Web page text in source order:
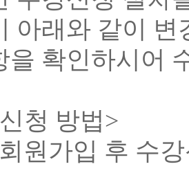
아래와 같이 변
을 확인하시어
청 방법>
원가입 후 수